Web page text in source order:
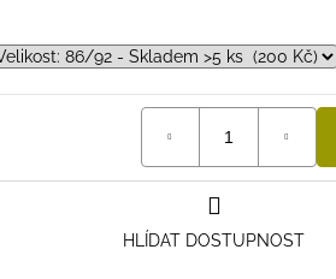
HLÍDAT DOSTUPNOST